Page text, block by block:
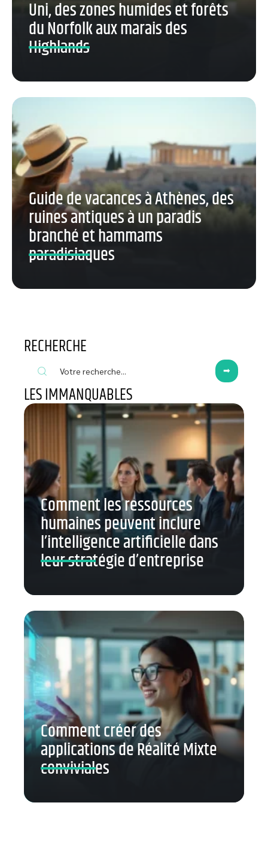
Uni, des zones humides et forêts
du Norfolk aux marais des
Highlands
Guide de vacances à Athènes, des
ruines antiques à un paradis
branché et hammams
paradisiaques
RECHERCHE
LES IMMANQUABLES
Comment les ressources
humaines peuvent inclure
l’intelligence artificielle dans
leur stratégie d’entreprise
Comment créer des
applications de Réalité Mixte
conviviales